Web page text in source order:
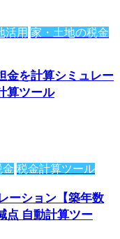
活用 家・土地の税金
金を計算シミュレー
算ツール
金 税金計算ツール
ーション【築年数
点 自動計算ツー